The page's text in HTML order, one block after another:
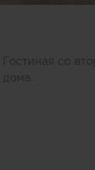
Гостиная со
дома.